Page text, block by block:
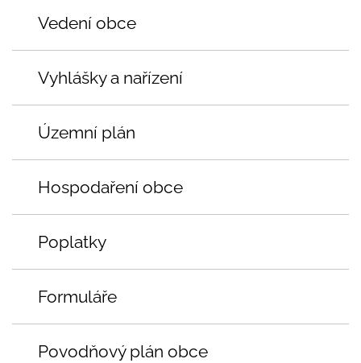
Vedení obce
Vyhlášky a nařízení
Územní plán
Hospodaření obce
Poplatky
Formuláře
Povodňový plán obce